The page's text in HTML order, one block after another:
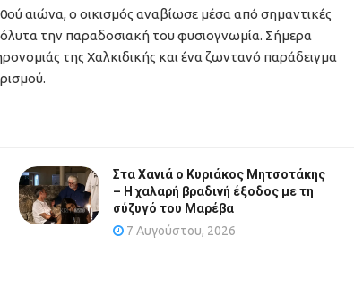
αιώνα, ο οικισμός αναβίωσε μέσα από σημαντικές
την παραδοσιακή του φυσιογνωμία. Σήμερα
της Χαλκιδικής και ένα ζωντανό παράδειγμα
Στα Χανιά ο Κυριάκος Μητσοτάκης
– Η χαλαρή βραδινή έξοδος με τη
σύζυγό του Μαρέβα
7 Αυγούστου, 2026